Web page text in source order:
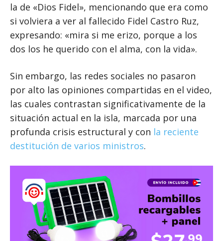
la de «Dios Fidel», mencionando que era como
si volviera a ver al fallecido Fidel Castro Ruz,
expresando: «mira si me erizo, porque a los
dos los he querido con el alma, con la vida».
Sin embargo, las redes sociales no pasaron
por alto las opiniones compartidas en el video,
las cuales contrastan significativamente de la
situación actual en la isla, marcada por una
profunda crisis estructural y con la reciente
destitución de varios ministros.